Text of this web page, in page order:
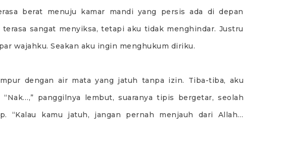
berat menuju kamar mandi yang persis ada di depan
sangat menyiksa, tetapi aku tidak menghindar. Justru
wajahku. Seakan aku ingin menghukum diriku.
dengan air mata yang jatuh tanpa izin. Tiba-tiba, aku
panggilnya lembut, suaranya tipis bergetar, seolah
“Kalau kamu jatuh, jangan pernah menjauh dari Allah…